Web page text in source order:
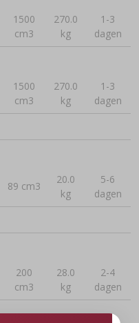
1500
cm3
270.0
kg
1-3
dagen
1500
cm3
270.0
kg
1-3
dagen
89 cm3
20.0
kg
5-6
dagen
200
cm3
28.0
kg
2-4
dagen